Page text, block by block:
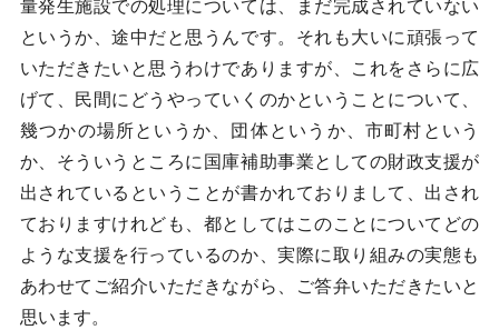
量発生施設での処理については、まだ完成されていない
というか、途中だと思うんです。それも大いに頑張って
いただきたいと思うわけでありますが、これをさらに広
げて、民間にどうやっていくのかということについて、
幾つかの場所というか、団体というか、市町村という
か、そういうところに国庫補助事業としての財政支援が
出されているということが書かれておりまして、出され
ておりますけれども、都としてはこのことについてどの
ような支援を行っているのか、実際に取り組みの実態も
あわせてご紹介いただきながら、ご答弁いただきたいと
思います。